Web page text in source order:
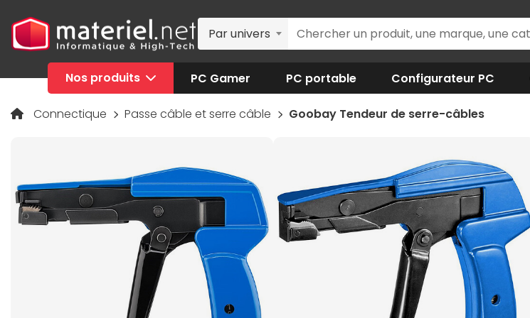
Par univers
Nos produits PC Gamer PC portable Configurateur PC
Connectique Passe câble et serre câble Goobay Tendeur de serre-câbles